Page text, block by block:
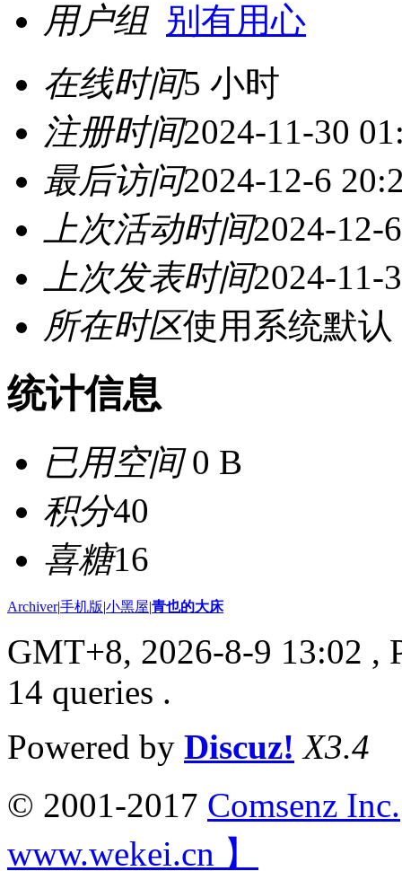
用户组 别有用心
在线时间5 小时
注册时间2024-11-30
最后访问2024-12-6
上次活动时间2024-12-
上次发表时间2024-11-
所在时区使用系统默认
统计信息
已用空间0 B
积分40
喜糖16
Archiver|手机版|小黑屋|青也的大床
GMT+8, 2026-8-9 13:02 ,
14 queries .
Powered by Discuz! X3.4
© 2001-2017 Comsenz Inc.
www.wekei.cn 】